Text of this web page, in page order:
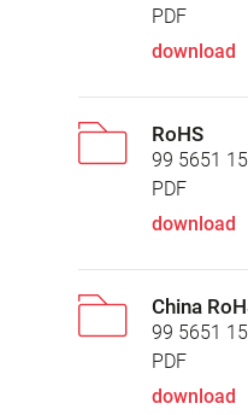
PDF
download
RoHS
99 5651
PDF
download
China
99 5651
PDF
download